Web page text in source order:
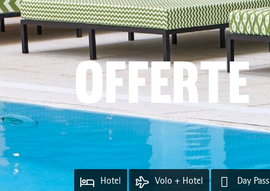
OFFERTE
Hotel Volo + Hotel Day Pass